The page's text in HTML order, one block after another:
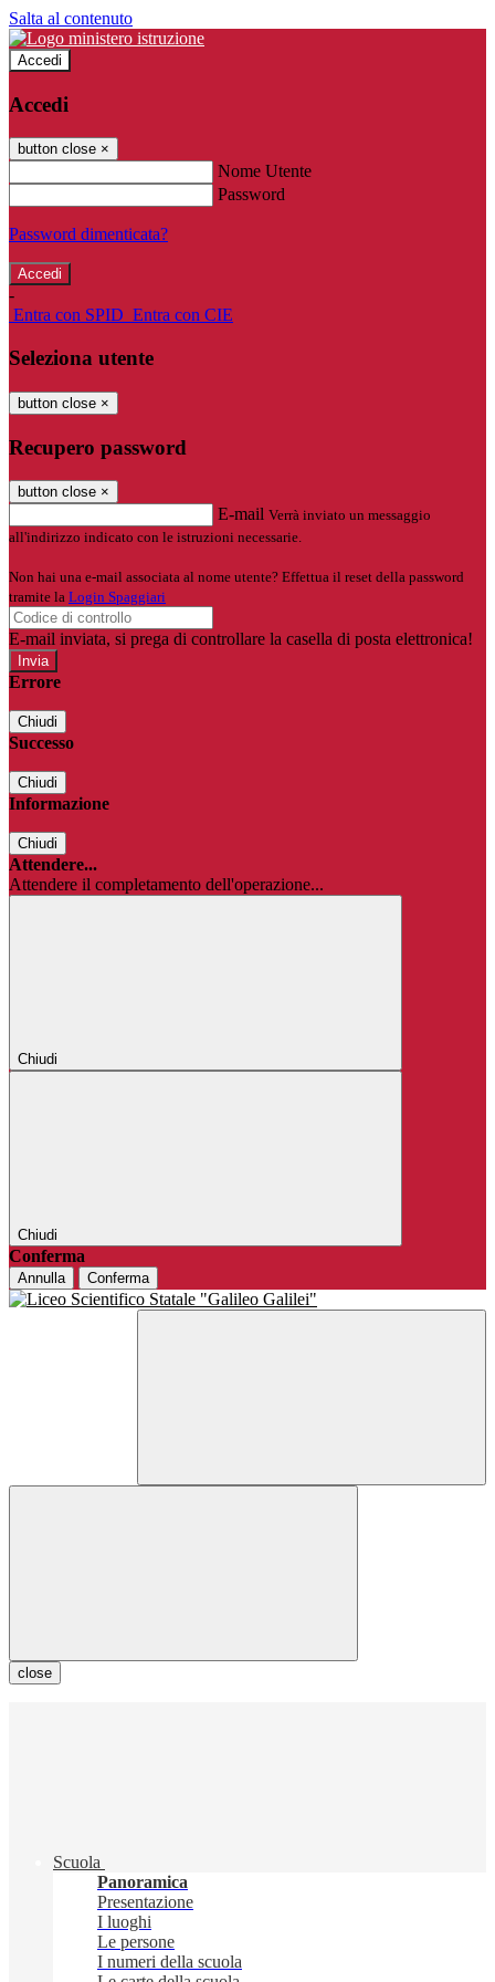
Salta al contenuto
Accedi
Accedi
button close ×
Nome Utente
Password
Password dimenticata?
-
Entra con SPID Entra con CIE
Seleziona utente
button close ×
Recupero password
button close ×
E-mail Verrà inviato un messaggio
all'indirizzo indicato con le istruzioni necessarie.
Non hai una e-mail associata al nome utente? Effettua il reset della password
tramite la Login Spaggiari
E-mail inviata, si prega di controllare la casella di posta elettronica!
Errore
Chiudi
Successo
Chiudi
Informazione
Chiudi
Attendere...
Attendere il completamento dell'operazione...
Chiudi
Chiudi
Conferma
Annulla Conferma
close
Scuola
Panoramica
Presentazione
I luoghi
Le persone
I numeri della scuola